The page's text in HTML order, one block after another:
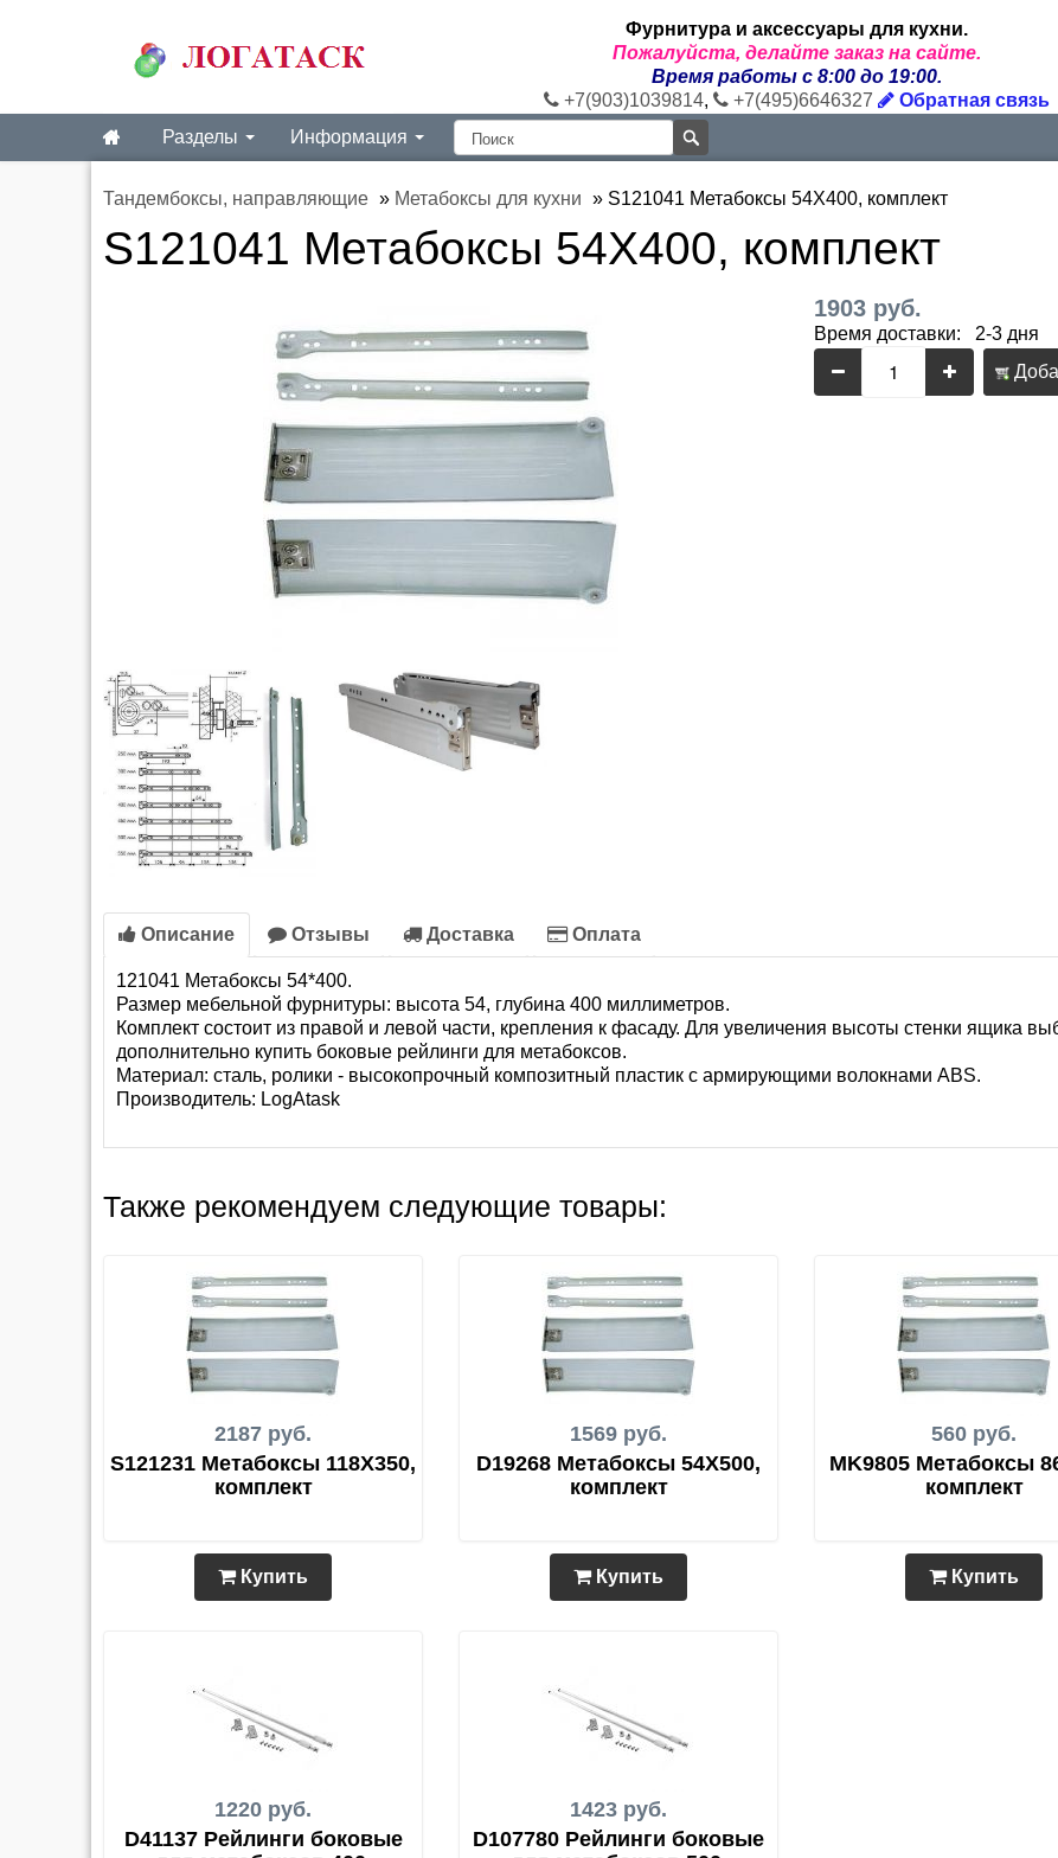
Фурнитура и аксессуары для кухни.
Пожалуйста, делайте заказ на сайте.
Время работы с 8:00 до 19:00.
+7(903)1039814, +7(495)6646327
Обратная связь
Разделы
Информация
Тандембоксы, направляющие » Метабоксы для кухни » S121041 Метабоксы 54Х400, комплект
S121041 Метабоксы 54Х400, комплект
1903 руб.
Время доставки: 2-3 дня
Описание Отзывы Доставка Оплата
121041 Метабоксы 54*400.
Размер мебельной фурнитуры: высота 54, глубина 400 миллиметров.
Комплект состоит из правой и левой части, крепления к фасаду. Для увеличения высоты стенки ящика
дополнительно купить боковые рейлинги для метабоксов.
Материал: сталь, ролики - высокопрочный композитный пластик с армирующими волокнами ABS.
Производитель: LogAtask
Также рекомендуем следующие товары:
2187 руб.
S121231 Метабоксы 118Х350,
комплект
Купить
1569 руб.
D19268 Метабоксы 54Х500,
комплект
Купить
560 руб.
MK9805 Метабоксы
комплект
Купить
1220 руб.
D41137 Рейлинги боковые
1423 руб.
D107780 Рейлинги боковые